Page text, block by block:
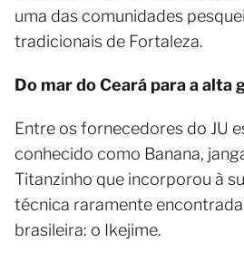
uma das comunidades
tradicionais de Fortaleza.
Do mar do Ceará para a alta
Entre os fornecedores do JU
conhecido como Banana,
Titanzinho que incorporou à
técnica raramente
brasileira: o Ikejime.